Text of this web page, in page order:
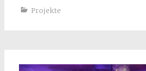
Projekte